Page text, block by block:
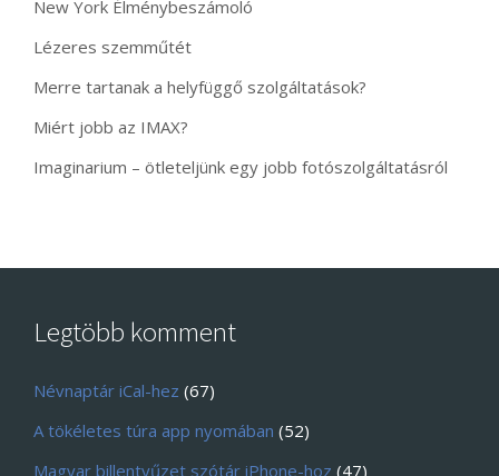
New York Élménybeszámoló
Lézeres szemműtét
Merre tartanak a helyfüggő szolgáltatások?
Miért jobb az IMAX?
Imaginarium – ötleteljünk egy jobb fotószolgáltatásról
Legtöbb komment
Névnaptár iCal-hez (67)
A tökéletes túra app nyomában (52)
Magyar billentyűzet szótár iPhone-hoz (47)